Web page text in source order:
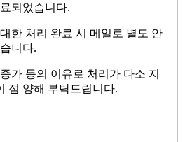
되었습니다.
한 처리 완료 시 메일로 별도 안
니다.
가 등의 이유로 처리가 다소 지
점 양해 부탁드립니다.